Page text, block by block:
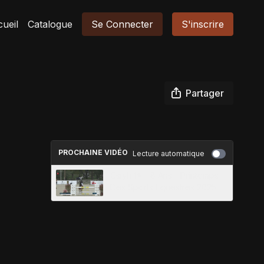
Catalogue Se Connecter S'inscrire
Partager
PROCHAINE VIDÉO Lecture automatique